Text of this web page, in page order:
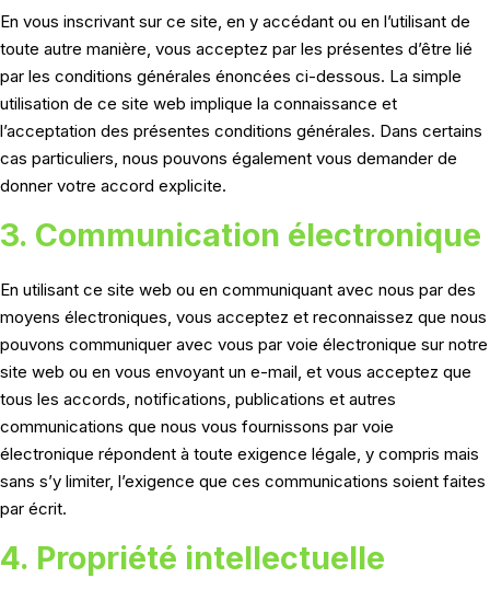
En vous inscrivant sur ce site, en y accédant ou en l’utilisant de
toute autre manière, vous acceptez par les présentes d’être lié
par les conditions générales énoncées ci-dessous. La simple
utilisation de ce site web implique la connaissance et
l’acceptation des présentes conditions générales. Dans certains
cas particuliers, nous pouvons également vous demander de
donner votre accord explicite.
3. Communication électronique
En utilisant ce site web ou en communiquant avec nous par des
moyens électroniques, vous acceptez et reconnaissez que nous
pouvons communiquer avec vous par voie électronique sur notre
site web ou en vous envoyant un e-mail, et vous acceptez que
tous les accords, notifications, publications et autres
communications que nous vous fournissons par voie
électronique répondent à toute exigence légale, y compris mais
sans s’y limiter, l’exigence que ces communications soient faites
par écrit.
4. Propriété intellectuelle